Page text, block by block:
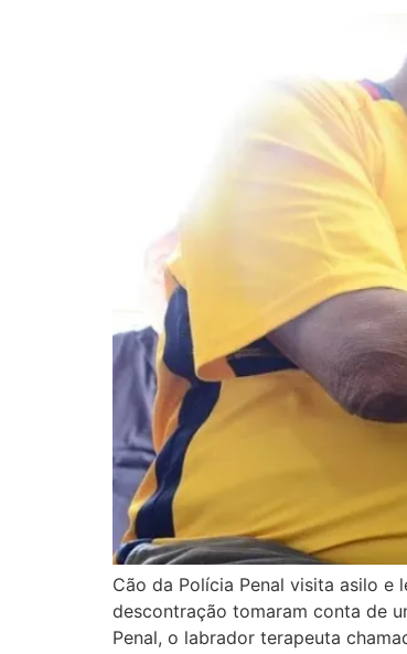
Cão da Polícia Penal visita asilo e
descontração tomaram conta de
Penal, o labrador terapeuta